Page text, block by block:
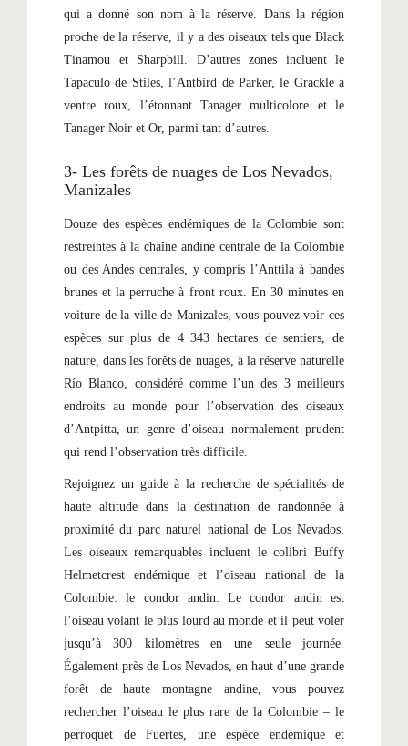
qui a donné son nom à la réserve. Dans la région
proche de la réserve, il y a des oiseaux tels que Black
Tinamou et Sharpbill. D’autres zones incluent le
Tapaculo de Stiles, l’Antbird de Parker, le Grackle à
ventre roux, l’étonnant Tanager multicolore et le
Tanager Noir et Or, parmi tant d’autres.
3- Les forêts de nuages ​​de Los Nevados,
Manizales
Douze des espèces endémiques de la Colombie sont
restreintes à la chaîne andine centrale de la Colombie
ou des Andes centrales, y compris l’Anttila à bandes
brunes et la perruche à front roux. En 30 minutes en
voiture de la ville de Manizales, vous pouvez voir ces
espèces sur plus de 4 343 hectares de sentiers, de
nature, dans les forêts de nuages, ​​à la réserve naturelle
Río Blanco, considéré comme l’un des 3 meilleurs
endroits au monde pour l’observation des oiseaux
d’Antpitta, un genre d’oiseau normalement prudent
qui rend l’observation très difficile.
Rejoignez un guide à la recherche de spécialités de
haute altitude dans la destination de randonnée à
proximité du parc naturel national de Los Nevados.
Les oiseaux remarquables incluent le colibri Buffy
Helmetcrest endémique et l’oiseau national de la
Colombie: le condor andin. Le condor andin est
l’oiseau volant le plus lourd au monde et il peut voler
jusqu’à 300 kilomètres en une seule journée.
Également près de Los Nevados, en haut d’une grande
forêt de haute montagne andine, vous pouvez
rechercher l’oiseau le plus rare de la Colombie – le
perroquet de Fuertes, une espèce endémique et